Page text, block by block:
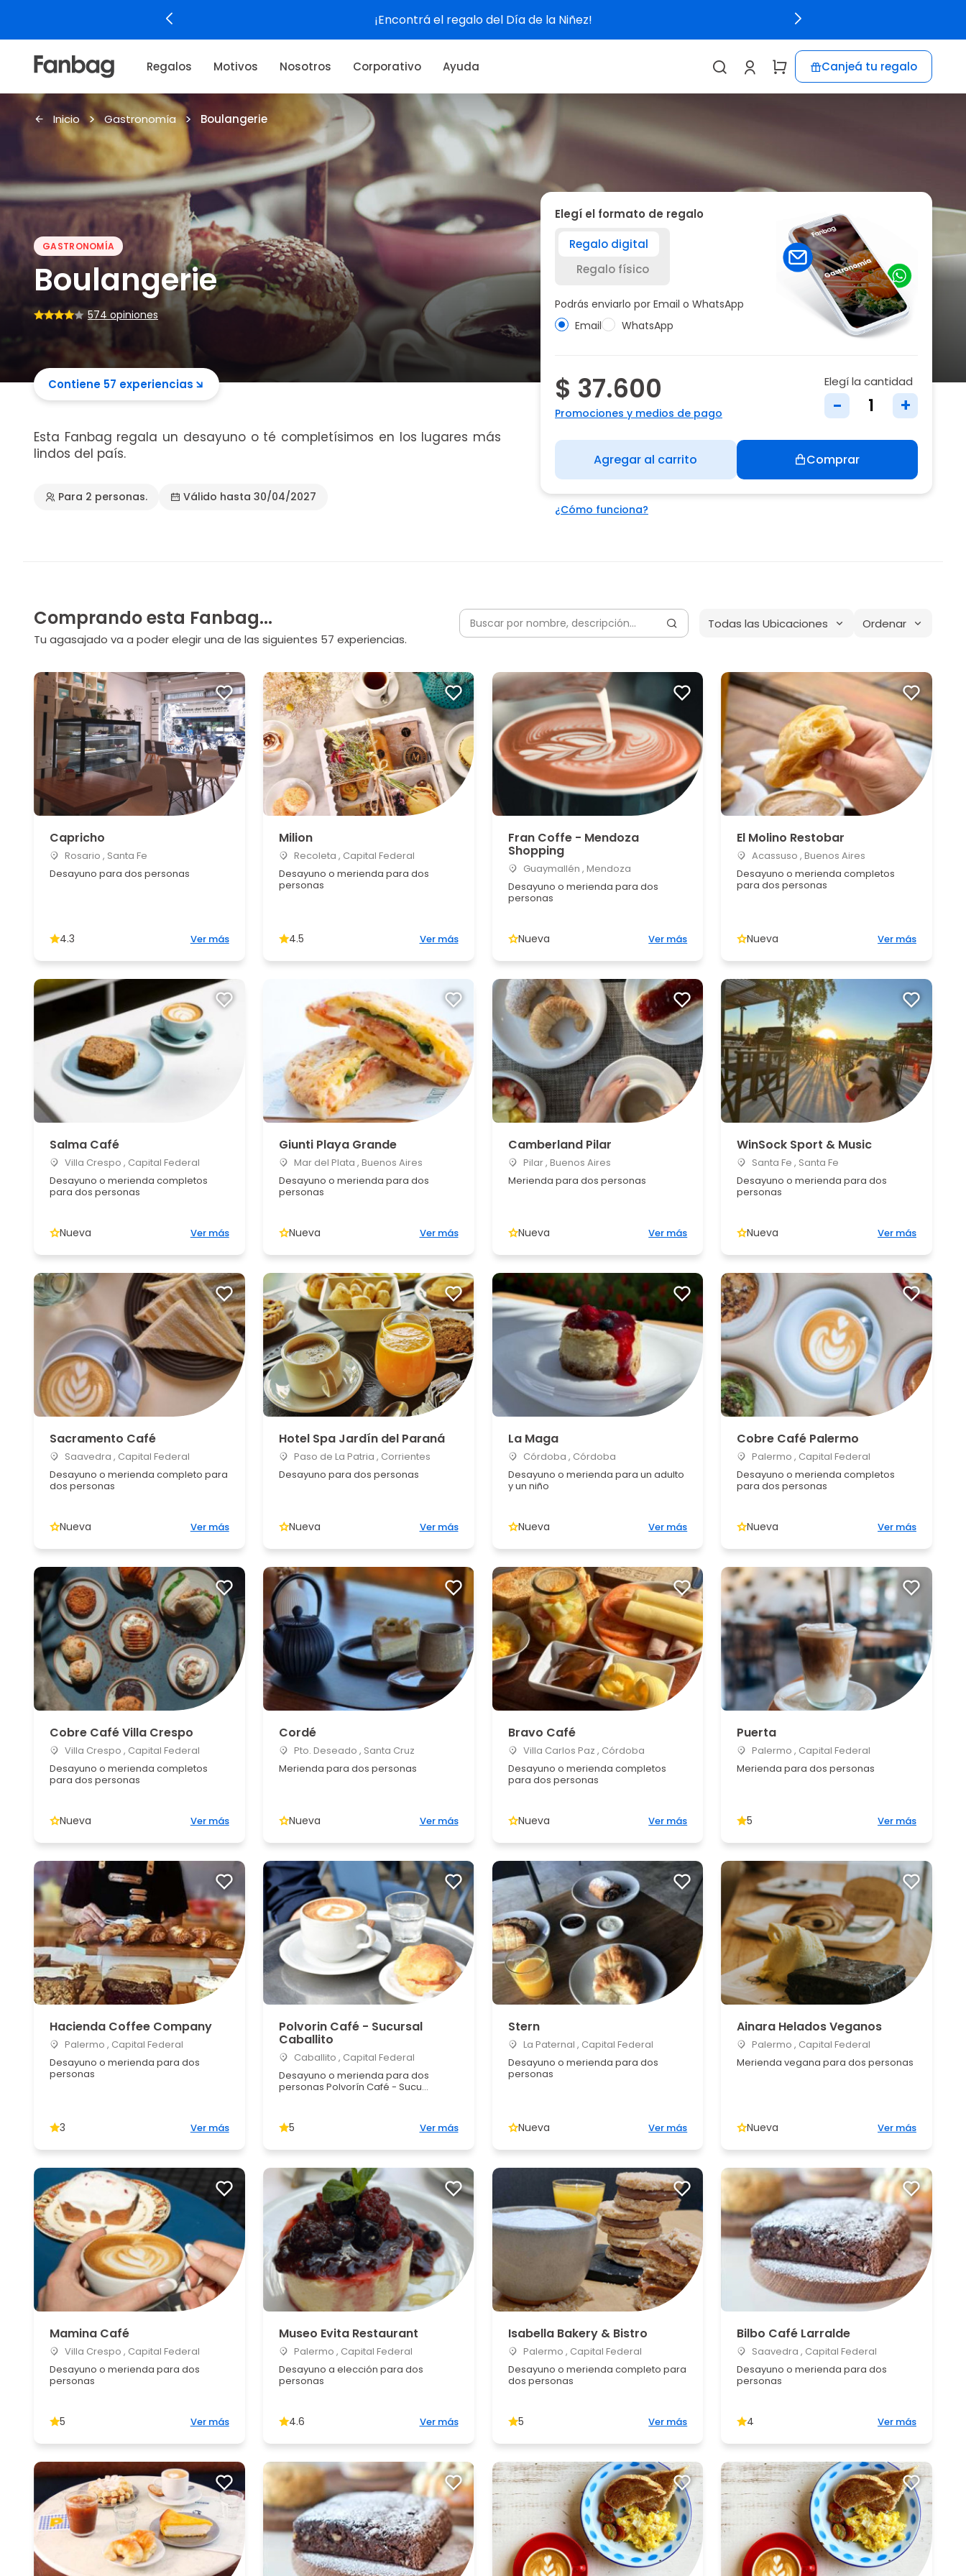
Ver experiencias
Regalos Motivos Nosotros Corporativo Ayuda Canjeá tu regalo
Inicio Gastronomía Boulangerie
GASTRONOMÍA
Boulangerie
574 opiniones
Contiene 57 experiencias
Esta Fanbag regala un desayuno o té completísimos en los lugares más
lindos del país.
Para 2 personas. Válido hasta 30/04/2027
Elegí el formato de regalo
Regalo digital
Regalo físico
Podrás enviarlo por Email o WhatsApp
Email
WhatsApp
$ 37.600
Promociones y medios de pago
Elegí la cantidad
- +
Agregar al carrito Comprar
¿Cómo funciona?
Comprando esta Fanbag...
Tu agasajado va a poder elegir una de las siguientes 57 experiencias.
Todas las Ubicaciones Ordenar
Capricho
Rosario , Santa Fe
Desayuno para dos personas
4.3 Ver más
Milion
Recoleta , Capital Federal
Desayuno o merienda para dos
personas
4.5 Ver más
Fran Coffe - Mendoza
Shopping
Guaymallén , Mendoza
Desayuno o merienda para dos
personas
Nueva Ver más
El Molino Restobar
Acassuso , Buenos Aires
Desayuno o merienda completos
para dos personas
Nueva Ver más
Salma Café
Villa Crespo , Capital Federal
Desayuno o merienda completos
para dos personas
Nueva Ver más
Giunti Playa Grande
Mar del Plata , Buenos Aires
Desayuno o merienda para dos
personas
Nueva Ver más
Camberland Pilar
Pilar , Buenos Aires
Merienda para dos personas
Nueva Ver más
WinSock Sport & Music
Santa Fe , Santa Fe
Desayuno o merienda para dos
personas
Nueva Ver más
Sacramento Café
Saavedra , Capital Federal
Desayuno o merienda completo para
dos personas
Nueva Ver más
Hotel Spa Jardín del Paraná
Paso de La Patria , Corrientes
Desayuno para dos personas
Nueva Ver más
La Maga
Córdoba , Córdoba
Desayuno o merienda para un adulto
y un niño
Nueva Ver más
Cobre Café Palermo
Palermo , Capital Federal
Desayuno o merienda completos
para dos personas
Nueva Ver más
Cobre Café Villa Crespo
Villa Crespo , Capital Federal
Desayuno o merienda completos
para dos personas
Nueva Ver más
Cordé
Pto. Deseado , Santa Cruz
Merienda para dos personas
Nueva Ver más
Bravo Café
Villa Carlos Paz , Córdoba
Desayuno o merienda completos
para dos personas
Nueva Ver más
Puerta
Palermo , Capital Federal
Merienda para dos personas
5 Ver más
Hacienda Coffee Company
Palermo , Capital Federal
Desayuno o merienda para dos
personas
3 Ver más
Polvorin Café - Sucursal
Caballito
Caballito , Capital Federal
Desayuno o merienda para dos
personas Polvorín Café - Sucu...
5 Ver más
Stern
La Paternal , Capital Federal
Desayuno o merienda para dos
personas
Nueva Ver más
Ainara Helados Veganos
Palermo , Capital Federal
Merienda vegana para dos personas
Nueva Ver más
Mamina Café
Villa Crespo , Capital Federal
Desayuno o merienda para dos
personas
5 Ver más
Museo Evita Restaurant
Palermo , Capital Federal
Desayuno a elección para dos
personas
4.6 Ver más
Isabella Bakery & Bistro
Palermo , Capital Federal
Desayuno o merienda completo para
dos personas
5 Ver más
Bilbo Café Larralde
Saavedra , Capital Federal
Desayuno o merienda para dos
personas
4 Ver más